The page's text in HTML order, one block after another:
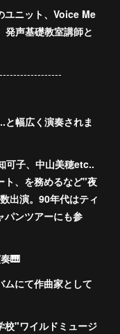
ユニット、Voice Me
声基礎教室講師と
幅広く演奏されま
可子、中山美穂etc..
ト、を務めるなど"夜
出演。90年代はティ
パンツアーにも参
🎹
ムにて作曲家として
"ワイルドミュージ